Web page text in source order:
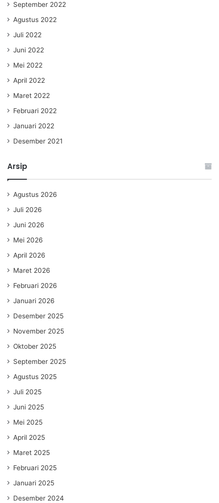
September 2022
Agustus 2022
Juli 2022
Juni 2022
Mei 2022
April 2022
Maret 2022
Februari 2022
Januari 2022
Desember 2021
Arsip
Agustus 2026
Juli 2026
Juni 2026
Mei 2026
April 2026
Maret 2026
Februari 2026
Januari 2026
Desember 2025
November 2025
Oktober 2025
September 2025
Agustus 2025
Juli 2025
Juni 2025
Mei 2025
April 2025
Maret 2025
Februari 2025
Januari 2025
Desember 2024